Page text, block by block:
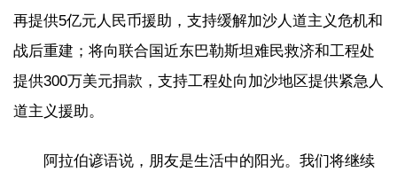
再提供5亿元人民币援助，支持缓解加沙人道主义危机和
战后重建；将向联合国近东巴勒斯坦难民救济和工程处
提供300万美元捐款，支持工程处向加沙地区提供紧急人
道主义援助。
阿拉伯谚语说，朋友是生活中的阳光。我们将继续